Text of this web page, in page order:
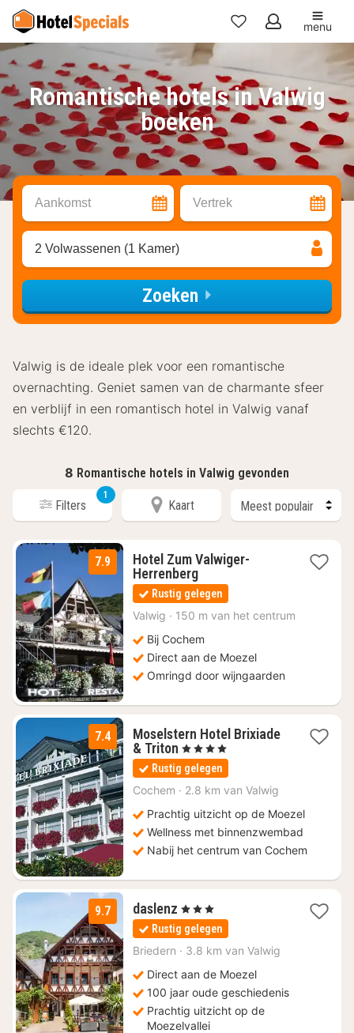
Mijn
favorieten
menu
Romantische hotels in Valwig
boeken
Aankomst Vertrek
2 Volwassenen (1 Kamer)
Zoeken
Valwig is de ideale plek voor een romantische
overnachting. Geniet samen van de charmante sfeer
en verblijf in een romantisch hotel in Valwig vanaf
slechts €120.
8 Romantische hotels in Valwig gevonden
Filters
1
Kaart
7.9
Hotel Zum Valwiger-
Herrenberg1
nacht
vanaf
€
Rustig gelegen
Valwig · 150 m van het centrum
Bij Cochem
Direct aan de Moezel
Omringd door wijngaarden
7.4
Moselstern Hotel Brixiade
& Triton 1
nacht
vanaf
€
, 4 Sterren
Rustig gelegen
Cochem · 2.8 km van Valwig
Prachtig uitzicht op de Moezel
Wellness met binnenzwembad
Nabij het centrum van Cochem
9.7 daslenz 2
nachten
vanaf
€
, 3 Sterren
Rustig gelegen
Briedern · 3.8 km van Valwig
Direct aan de Moezel
100 jaar oude geschiedenis
Prachtig uitzicht op de
Moezelvallei